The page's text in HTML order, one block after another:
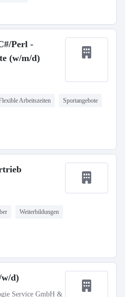
Perl -
(w/m/d)
Arbeitszeiten Sportangebote
Weiterbildungen
d)
Service GmbH &